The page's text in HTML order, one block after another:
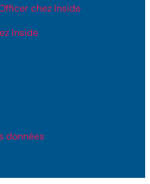
chez Inside
Inside
données